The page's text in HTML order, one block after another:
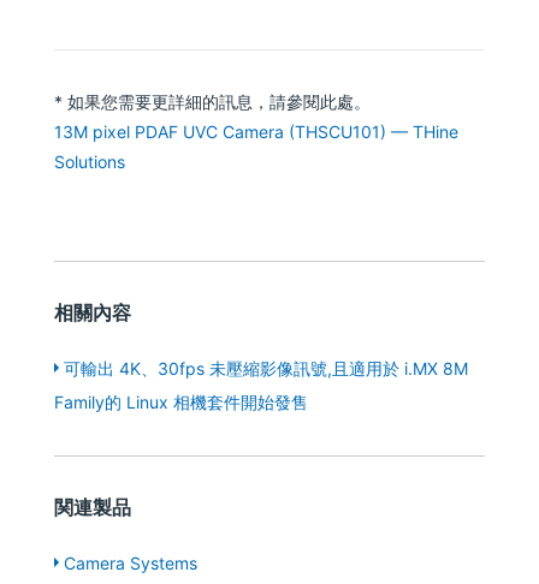
* 如果您需要更詳細的訊息，請參閱此處。
13M pixel PDAF UVC Camera (THSCU101) — THine
Solutions
相關內容
可輸出 4K、30fps 未壓縮影像訊號,且適用於 i.MX 8M
Family的 Linux 相機套件開始發售
関連製品
Camera Systems